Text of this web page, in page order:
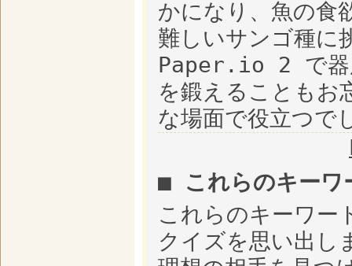
かになり、魚の食
難しいサンゴ種に
Paper.io 2 で器
を鍛えることもお
な場面で役立つで
■ これらのキーワ
これらのキーワー
クイズを思い出し